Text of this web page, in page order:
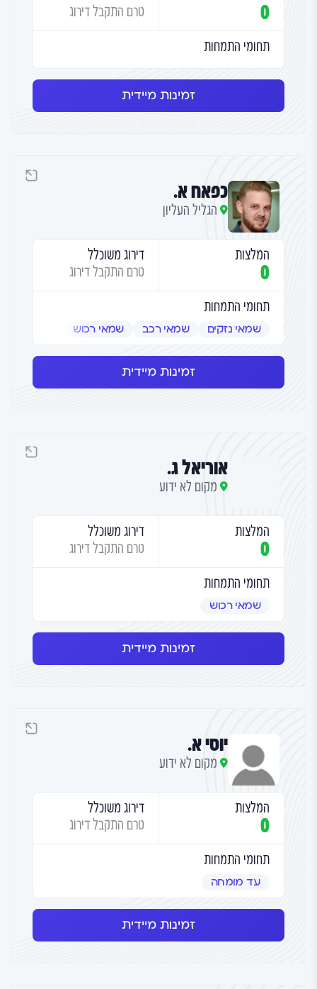
0
טרם התקבל דירוג
תחומי התמחות
זמינות מיידית
כפאח א.
הגליל העליון
המלצות
0
דירוג משוכלל
טרם התקבל דירוג
תחומי התמחות
שמאי נזקים שמאי רכב שמאי רכוש
זמינות מיידית
אוריאל ג.
מקום לא ידוע
המלצות
0
דירוג משוכלל
טרם התקבל דירוג
תחומי התמחות
שמאי רכוש
זמינות מיידית
יוסי א.
מקום לא ידוע
המלצות
0
דירוג משוכלל
טרם התקבל דירוג
תחומי התמחות
עד מומחה
זמינות מיידית